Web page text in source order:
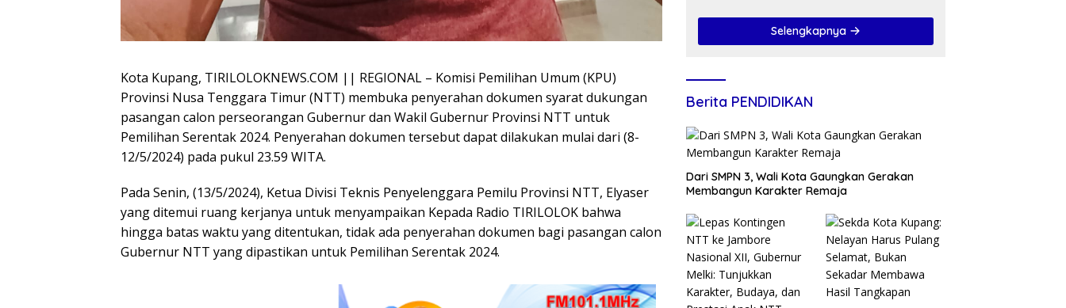
Kota Kupang, TIRILOLOKNEWS.COM || REGIONAL – Komisi Pemilihan Umum (KPU)
Provinsi Nusa Tenggara Timur (NTT) membuka penyerahan dokumen syarat dukungan
pasangan calon perseorangan Gubernur dan Wakil Gubernur Provinsi NTT untuk
Pemilihan Serentak 2024. Penyerahan dokumen tersebut dapat dilakukan mulai dari (8-
12/5/2024) pada pukul 23.59 WITA.
Pada Senin, (13/5/2024), Ketua Divisi Teknis Penyelenggara Pemilu Provinsi NTT, Elyaser
yang ditemui ruang kerjanya untuk menyampaikan Kepada Radio TIRILOLOK bahwa
hingga batas waktu yang ditentukan, tidak ada penyerahan dokumen bagi pasangan calon
Gubernur NTT yang dipastikan untuk Pemilihan Serentak 2024.
Karakter, Budaya, dan
Prestasi Anak NTT
Selengkapnya
Berita PENDIDIKAN
Dari SMPN 3, Wali Kota Gaungkan Gerakan
Membangun Karakter Remaja